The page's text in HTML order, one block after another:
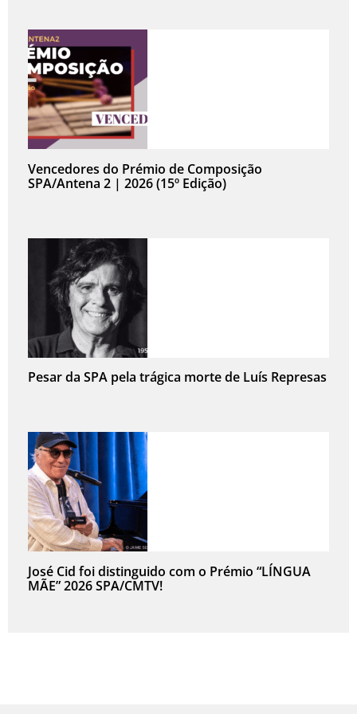
Vencedores do Prémio de Composição
SPA/Antena 2 | 2026 (15º Edição)
Pesar da SPA pela trágica morte de Luís Represas
José Cid foi distinguido com o Prémio “LÍNGUA
MÃE” 2026 SPA/CMTV!